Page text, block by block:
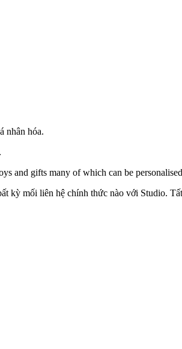
nhân hóa.
and gifts many of which can be
mối liên hệ chính thức nào với Studio.